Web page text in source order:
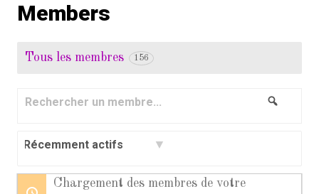
Members
Tous les membres 156
Rechercher
Chargement des membres de votre